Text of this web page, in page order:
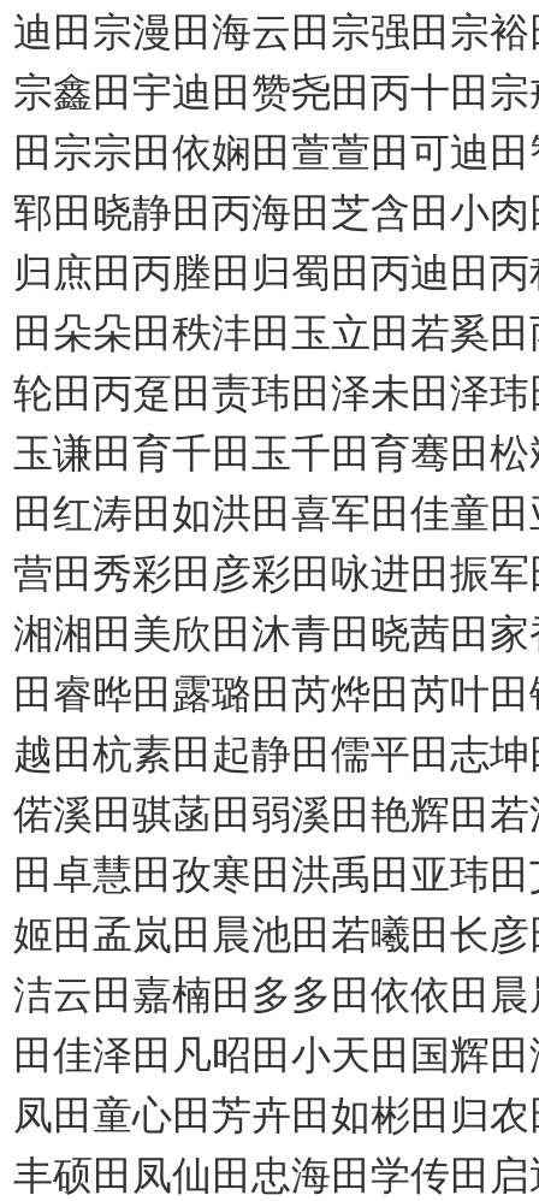
迪田宗漫田海云田宗强田宗
宗鑫田宇迪田赞尧田丙十田
田宗宗田依娴田萱萱田可迪
郓田晓静田丙海田芝含田小
归庶田丙塍田归蜀田丙迪田
田朵朵田秩沣田玉立田若奚
轮田丙趸田责玮田泽未田泽
玉谦田育千田玉千田育骞田
田红涛田如洪田喜军田佳童
营田秀彩田彦彩田咏进田振
湘湘田美欣田沐青田晓茜田
田睿晔田露璐田芮烨田芮叶
越田杭素田起静田儒平田志
偌溪田骐菡田弱溪田艳辉田
田卓慧田孜寒田洪禹田亚玮
姬田孟岚田晨池田若曦田长
洁云田嘉楠田多多田依依田
田佳泽田凡昭田小天田国辉
凤田童心田芳卉田如彬田归
丰硕田凤仙田忠海田学传田